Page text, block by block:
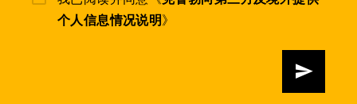
个人信息情况说明》
发送